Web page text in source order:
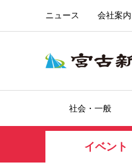
ニュース 会社案内
社会・一般
イベント